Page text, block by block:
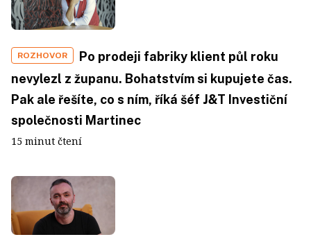
ROZHOVOR
Po prodeji fabriky klient půl roku
nevylezl z županu. Bohatstvím si kupujete čas.
Pak ale řešíte, co s ním, říká šéf J&T Investiční
společnosti Martinec
15 minut čtení